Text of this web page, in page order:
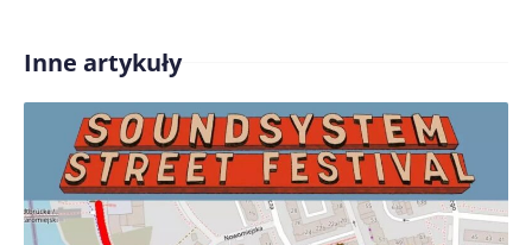
Treść komentarza*
Inne artykuły